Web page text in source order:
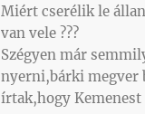
Miért cserélik le
van vele ???
Szégyen már
nyerni,bárki megver
írtak,hogy